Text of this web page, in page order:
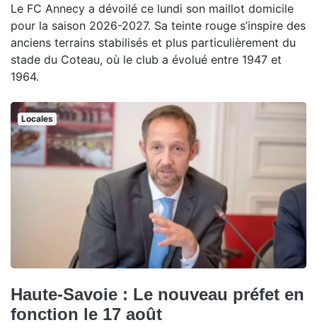
Le FC Annecy a dévoilé ce lundi son maillot domicile
pour la saison 2026-2027. Sa teinte rouge s’inspire des
anciens terrains stabilisés et plus particulièrement du
stade du Coteau, où le club a évolué entre 1947 et
1964.
Locales
Haute-Savoie : Le nouveau préfet en
fonction le 17 août